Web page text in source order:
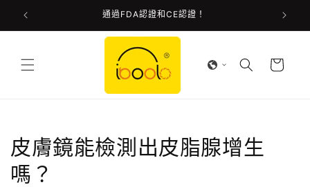
跳至內容 通過FDA認證和CE認證！
物
皮膚鏡能檢測出皮脂腺增生
嗎？